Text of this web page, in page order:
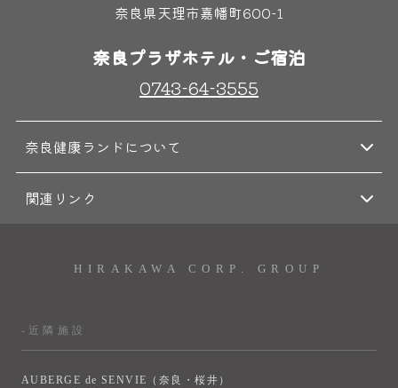
その他施設 ご宿泊
奈良県天理市嘉幡町600-1
奈良プラザホテル・ご宿泊
0743-64-3555
奈良健康ランドについて
関連リンク
HIRAKAWA CORP. GROUP
-近隣施設
AUBERGE de SENVIE（奈良・桜井）